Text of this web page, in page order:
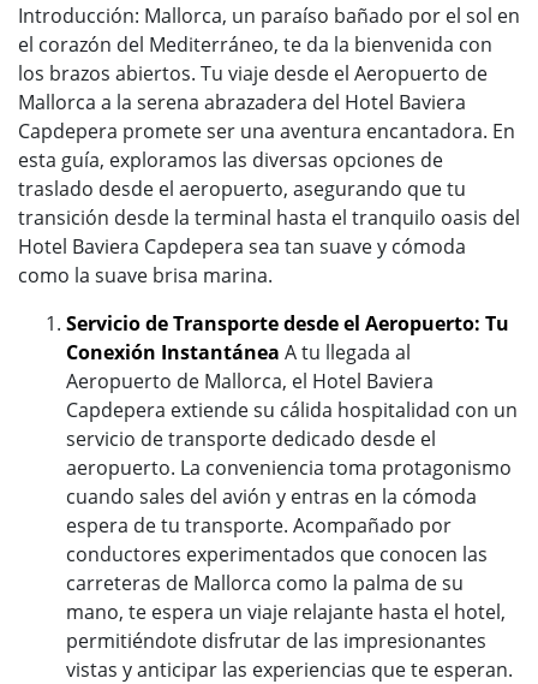
Introducción: Mallorca, un paraíso bañado por el sol en
el corazón del Mediterráneo, te da la bienvenida con
los brazos abiertos. Tu viaje desde el Aeropuerto de
Mallorca a la serena abrazadera del Hotel Baviera
Capdepera promete ser una aventura encantadora. En
esta guía, exploramos las diversas opciones de
traslado desde el aeropuerto, asegurando que tu
transición desde la terminal hasta el tranquilo oasis del
Hotel Baviera Capdepera sea tan suave y cómoda
como la suave brisa marina.
Servicio de Transporte desde el Aeropuerto: Tu
Conexión Instantánea A tu llegada al
Aeropuerto de Mallorca, el Hotel Baviera
Capdepera extiende su cálida hospitalidad con un
servicio de transporte dedicado desde el
aeropuerto. La conveniencia toma protagonismo
cuando sales del avión y entras en la cómoda
espera de tu transporte. Acompañado por
conductores experimentados que conocen las
carreteras de Mallorca como la palma de su
mano, te espera un viaje relajante hasta el hotel,
permitiéndote disfrutar de las impresionantes
vistas y anticipar las experiencias que te esperan.